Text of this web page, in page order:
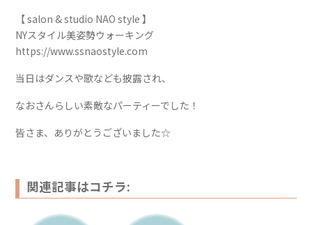
【 salon & studio NAO style 】
NYスタイル美姿勢ウォーキング
https://www.ssnaostyle.com
当日はダンスや歌なども披露され、
なおさんらしい素敵なパーティーでした！
皆さま、ありがとうございました☆
関連記事はコチラ: